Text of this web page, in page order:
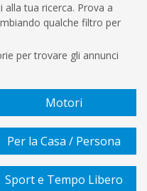
tua ricerca. Prova a
qualche filtro per
per trovare gli annunci
Motori
Per la Casa / Persona
Sport e Tempo Libero